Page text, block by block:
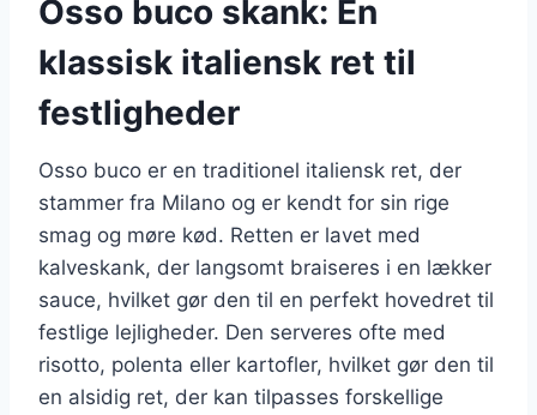
Osso buco skank: En
klassisk italiensk ret til
festligheder
Osso buco er en traditionel italiensk ret, der
stammer fra Milano og er kendt for sin rige
smag og møre kød. Retten er lavet med
kalveskank, der langsomt braiseres i en lækker
sauce, hvilket gør den til en perfekt hovedret til
festlige lejligheder. Den serveres ofte med
risotto, polenta eller kartofler, hvilket gør den til
en alsidig ret, der kan tilpasses forskellige